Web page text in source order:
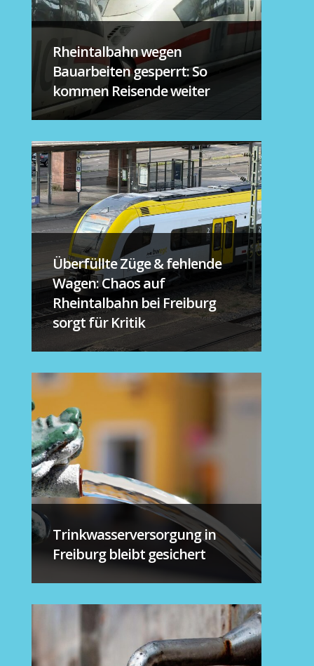
Rheintalbahn wegen
Bauarbeiten gesperrt: So
kommen Reisende weiter
Überfüllte Züge & fehlende
Wagen: Chaos auf
Rheintalbahn bei Freiburg
sorgt für Kritik
Trinkwasserversorgung in
Freiburg bleibt gesichert